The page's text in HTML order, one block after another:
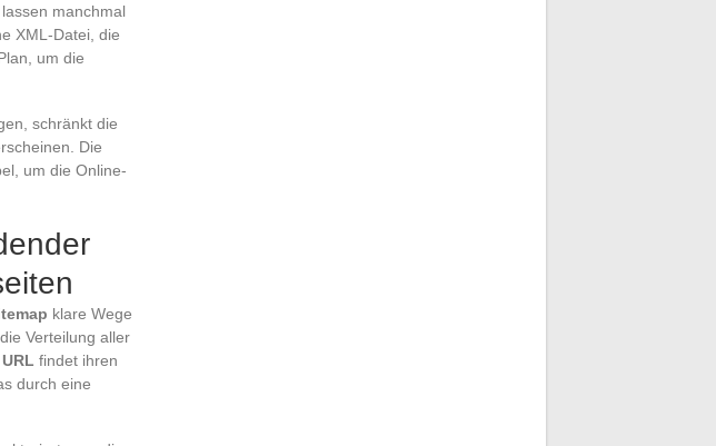
manchmal
XML-Datei, die
um die
schränkt die
Die
um die Online-
klare Wege
Verteilung aller
URL findet ihren
durch eine